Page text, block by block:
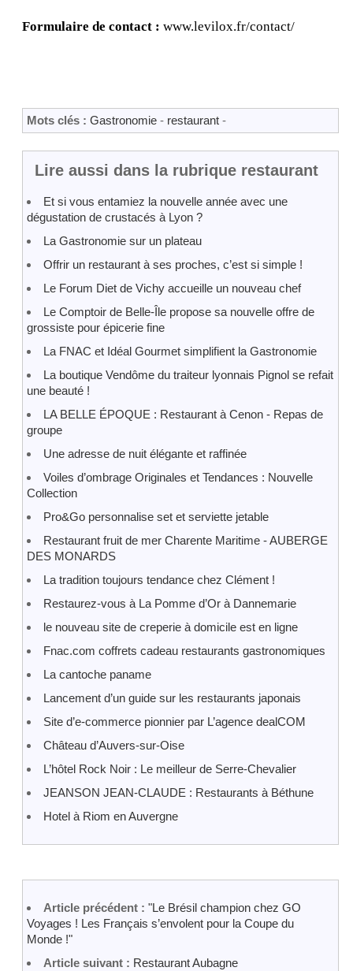
Formulaire de contact : www.levilox.fr/contact/
Mots clés : Gastronomie - restaurant -
Lire aussi dans la rubrique restaurant
Et si vous entamiez la nouvelle année avec une
dégustation de crustacés à Lyon ?
La Gastronomie sur un plateau
Offrir un restaurant à ses proches, c’est si simple !
Le Forum Diet de Vichy accueille un nouveau chef
Le Comptoir de Belle-Île propose sa nouvelle offre de
grossiste pour épicerie fine
La FNAC et Idéal Gourmet simplifient la Gastronomie
La boutique Vendôme du traiteur lyonnais Pignol se refait
une beauté !
LA BELLE ÉPOQUE : Restaurant à Cenon - Repas de
groupe
Une adresse de nuit élégante et raffinée
Voiles d’ombrage Originales et Tendances : Nouvelle
Collection
Pro&Go personnalise set et serviette jetable
Restaurant fruit de mer Charente Maritime - AUBERGE
DES MONARDS
La tradition toujours tendance chez Clément !
Restaurez-vous à La Pomme d’Or à Dannemarie
le nouveau site de creperie à domicile est en ligne
Fnac.com coffrets cadeau restaurants gastronomiques
La cantoche paname
Lancement d’un guide sur les restaurants japonais
Site d’e-commerce pionnier par L’agence dealCOM
Château d’Auvers-sur-Oise
L’hôtel Rock Noir : Le meilleur de Serre-Chevalier
JEANSON JEAN-CLAUDE : Restaurants à Béthune
Hotel à Riom en Auvergne
Article précédent : "Le Brésil champion chez GO
Voyages ! Les Français s’envolent pour la Coupe du
Monde !"
Article suivant : Restaurant Aubagne